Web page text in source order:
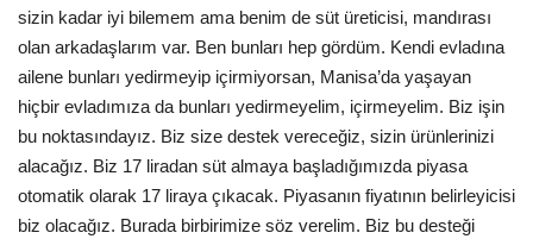
sizin kadar iyi bilemem ama benim de süt üreticisi, mandırası
olan arkadaşlarım var. Ben bunları hep gördüm. Kendi evladına
ailene bunları yedirmeyip içirmiyorsan, Manisa’da yaşayan
hiçbir evladımıza da bunları yedirmeyelim, içirmeyelim. Biz işin
bu noktasındayız. Biz size destek vereceğiz, sizin ürünlerinizi
alacağız. Biz 17 liradan süt almaya başladığımızda piyasa
otomatik olarak 17 liraya çıkacak. Piyasanın fiyatının belirleyicisi
biz olacağız. Burada birbirimize söz verelim. Biz bu desteği